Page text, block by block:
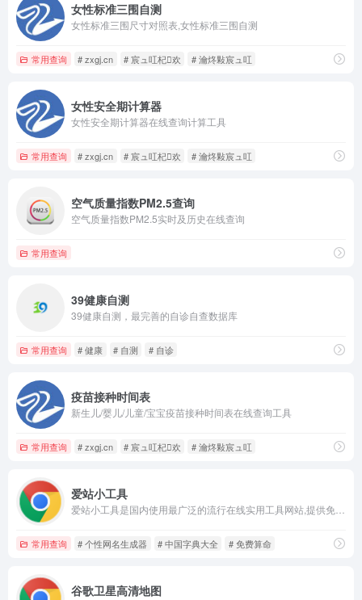
女性标准三围自测
女性标准三围尺寸对照表,女性标准三围自测
常用查询 # zxgj.cn # 宸ュ叿杞欢 # 瀹炵敤宸ュ叿
女性安全期计算器
女性安全期计算器在线查询计算工具
常用查询 # zxgj.cn # 宸ュ叿杞欢 # 瀹炵敤宸ュ叿
空气质量指数PM2.5查询
空气质量指数PM2.5实时及历史在线查询
常用查询
39健康自测
39健康自测，最完善的自诊自查数据库
常用查询 # 健康 # 自测 # 自诊
疫苗接种时间表
新生儿/婴儿/儿童/宝宝疫苗接种时间表在线查询工具
常用查询 # zxgj.cn # 宸ュ叿杞欢 # 瀹炵敤宸ュ叿
爱站小工具
常用查询 # 个性网名生成器 # 中国字典大全 # 免费算命
谷歌卫星高清地图